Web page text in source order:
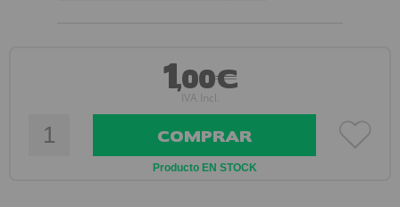
1,00€
IVA Incl.
COMPRAR
Producto EN STOCK